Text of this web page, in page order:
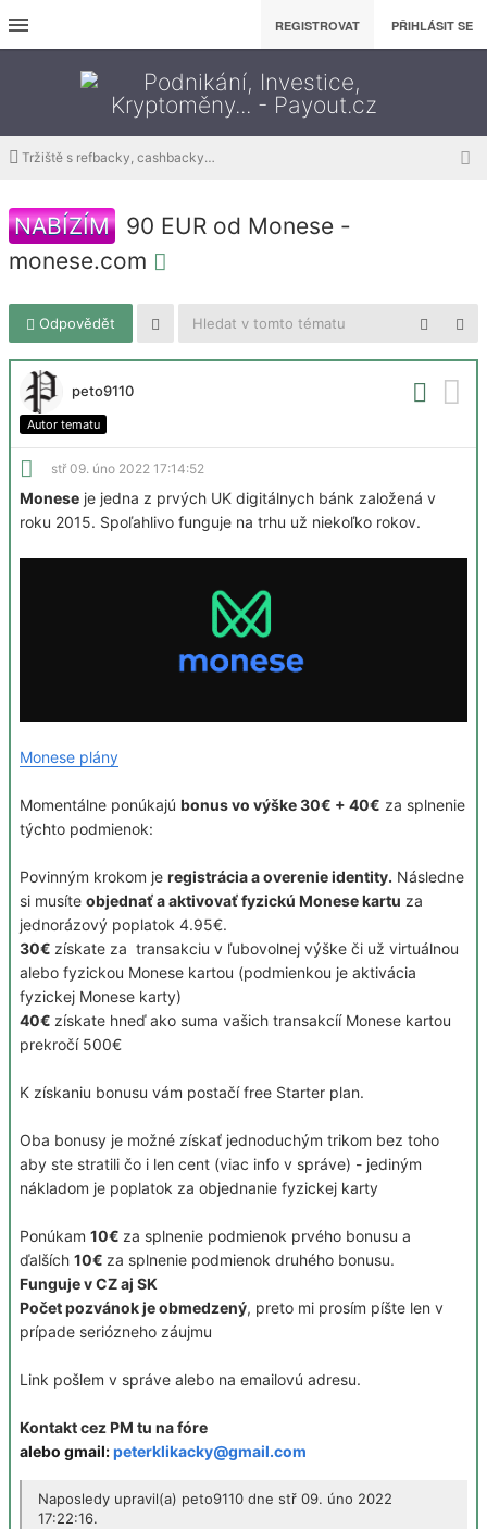
REGISTROVAT PŘIHLÁSIT SE
Tržiště s refbacky, cashbacky a downline buildingem
NABÍZÍM
90 EUR od Monese -
monese.com
Odpovědět
peto9110
Autor tematu
stř 09. úno 2022 17:14:52
Monese je jedna z prvých UK digitálnych bánk založená v
roku 2015. Spoľahlivo funguje na trhu už niekoľko rokov.
Monese plány
Momentálne ponúkajú bonus vo výške 30€ + 40€ za splnenie
týchto podmienok:
Povinným krokom je registrácia a overenie identity. Následne
si musíte objednať a aktivovať fyzickú Monese kartu za
jednorázový poplatok 4.95€.
30€ získate za transakciu v ľubovolnej výške či už virtuálnou
alebo fyzickou Monese kartou (podmienkou je aktivácia
fyzickej Monese karty)
40€ získate hneď ako suma vašich transakcíí Monese kartou
prekročí 500€
K získaniu bonusu vám postačí free Starter plan.
Oba bonusy je možné získať jednoduchým trikom bez toho
aby ste stratili čo i len cent (viac info v správe) - jediným
nákladom je poplatok za objednanie fyzickej karty
Ponúkam 10€ za splnenie podmienok prvého bonusu a
ďalších 10€ za splnenie podmienok druhého bonusu.
Funguje v CZ aj SK
Počet pozvánok je obmedzený, preto mi prosím píšte len v
prípade seriózneho záujmu
Link pošlem v správe alebo na emailovú adresu.
Kontakt cez PM tu na fóre
alebo gmail:peterklikacky@gmail.com
Naposledy upravil(a) peto9110 dne stř 09. úno 2022
17:22:16.